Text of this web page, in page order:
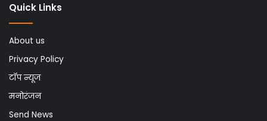
Quick Links
About us
Privacy Policy
टॉप न्यूज
मनोरंजन
Send News